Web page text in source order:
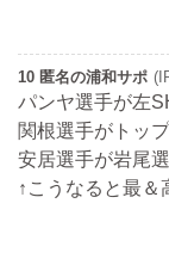
10 匿名の浦和サポ
パンヤ選手が左
関根選手がトッ
安居選手が岩尾
↑こうなると最＆